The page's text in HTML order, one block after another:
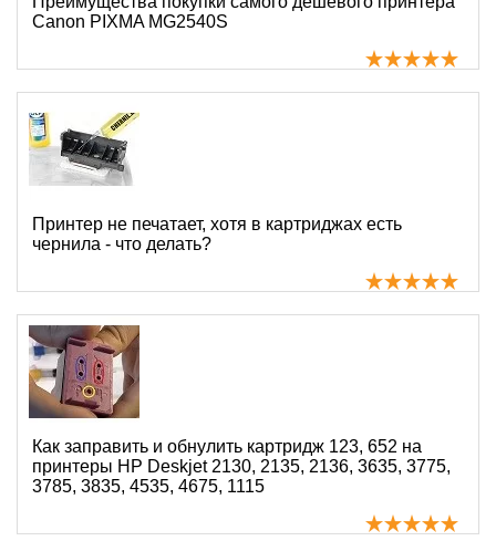
Canon PIXMA MG2540S
Принтер не печатает, хотя в картриджах есть
чернила - что делать?
Как заправить и обнулить картридж 123, 652 на
принтеры HP Deskjet 2130, 2135, 2136, 3635, 3775,
3785, 3835, 4535, 4675, 1115